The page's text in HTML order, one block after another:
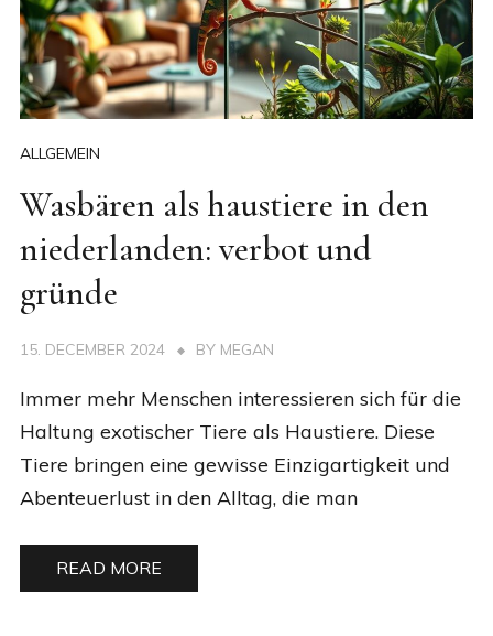
ALLGEMEIN
Wasbären als haustiere in den
niederlanden: verbot und
gründe
15. DECEMBER 2024 BY MEGAN
Immer mehr Menschen interessieren sich für die
Haltung exotischer Tiere als Haustiere. Diese
Tiere bringen eine gewisse Einzigartigkeit und
Abenteuerlust in den Alltag, die man
READ MORE